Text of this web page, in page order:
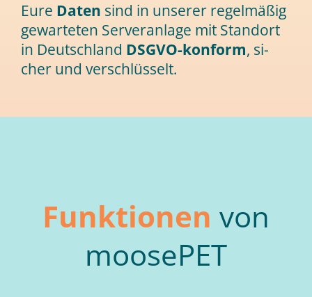
Eure Da­ten sind in un­se­rer re­gel­mä­ßig
ge­war­te­ten Ser­ver­an­la­ge mit Stand­ort
in Deutsch­land DSGVO-kon­form, si­
cher und verschlüsselt.
Funk­tio­nen von
moo­se­PET